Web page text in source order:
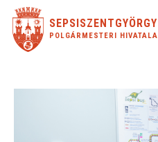
SEPSISZENTGYÖRGY
POLGÁRMESTERI HIVATALA